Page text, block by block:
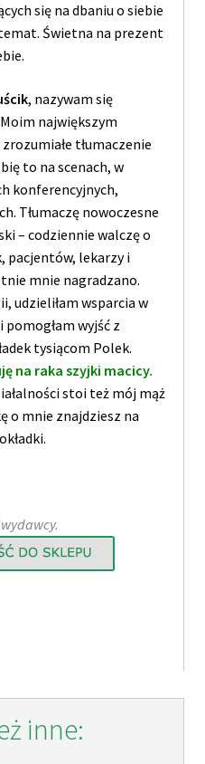
się na dbaniu o siebie
Świetna na prezent
, nazywam się
największym
tłumaczenie
to na scenach, w
konferencyjnych,
Tłumaczę nowoczesne
– codziennie walczę o
pacjentów, lekarzy i
mnie nagradzano.
udzieliłam wsparcia w
wyjść z
tysiącom Polek.
na raka szyjki macicy.
stoi też mój mąż
o mnie znajdziesz na
inne: